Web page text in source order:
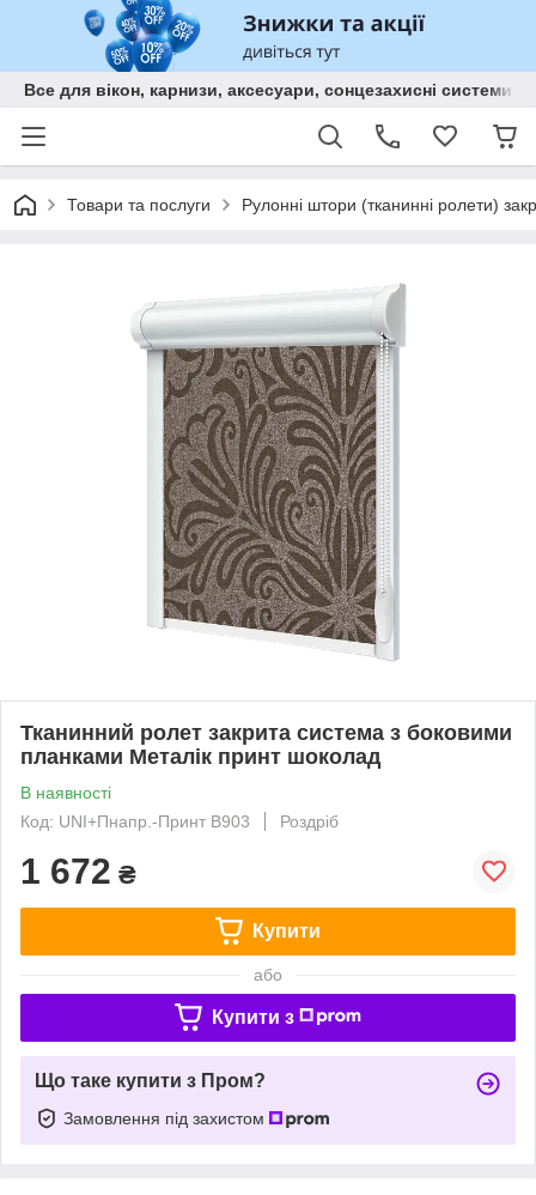
Все для вікон, карнизи, аксесуари, сонцезахисні
Товари та послуги Рулонні штори (тканинні ролети)
Тканинний ролет закрита система з боковими
планками Металік принт шоколад
В наявності
Код: UNI+Пнапр.-Принт В903
Роздріб
1 672 ₴
Купити
або
Купити з
Що таке купити з Пром?
Замовлення під захистом